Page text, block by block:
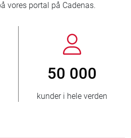
vores portal på Cadenas.
50 000
kunder i hele verden